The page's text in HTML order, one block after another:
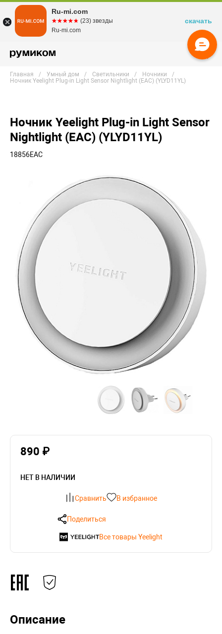
Главная Умный дом Светильники
Ночники
Ночник Yeelight Plug-in Light Sensor Nightlight (EAC) (YLYD11YL)
Ночник Yeelight Plug-in Light Sensor
Nightlight (EAC) (YLYD11YL)
18856EAC
890 ₽
НЕТ В НАЛИЧИИ
Сравнить В избранное
Поделиться
Все товары Yeelight
Описание
Ru-mi.com
☆☆☆☆☆
★★★★★ (23) звезды
Ru-mi.com
скачать